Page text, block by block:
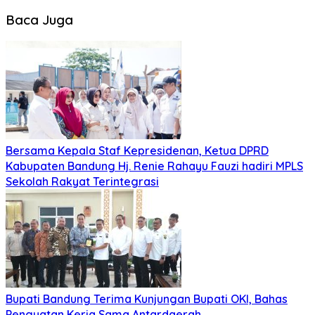
Baca Juga
Bersama Kepala Staf Kepresidenan, Ketua DPRD
Kabupaten Bandung Hj. Renie Rahayu Fauzi hadiri MPLS
Sekolah Rakyat Terintegrasi
Bupati Bandung Terima Kunjungan Bupati OKI, Bahas